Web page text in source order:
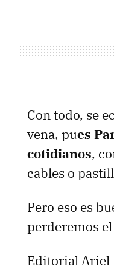
Con todo, se
vena, pues
cotidianos,
cables o
Pero eso es
perderemos
Editorial Ariel